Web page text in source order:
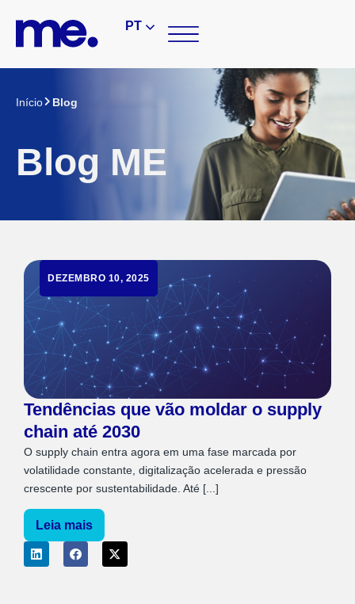
PT
Início Blog
Blog ME
DEZEMBRO 10, 2025
Tendências que vão moldar o supply
chain até 2030
O supply chain entra agora em uma fase marcada por
volatilidade constante, digitalização acelerada e pressão
crescente por sustentabilidade. Até [...]
Leia mais